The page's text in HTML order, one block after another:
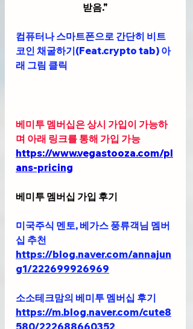
받음."
컴퓨터나 스마트폰으로 간단히 비트
코인 채굴하기(Feat.crypto tab) 아
래 그림 클릭
베미투 멤버십은 상시 가입이 가능하
며 아래 링크를 통해 가입 가능
https://www.vegastooza.com/pl
ans-pricing
베미투 멤버십 가입 후기
미국주식 멘토, 베가스 풍류객님 멤버
십 추천
https://blog.naver.com/annajun
g1/222699926969
소소테크맘의 베미투 멤버십 후기
https://m.blog.naver.com/cute8